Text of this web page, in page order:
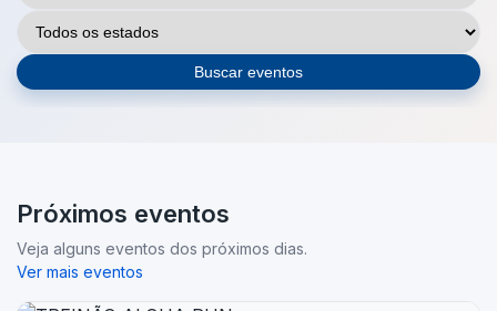
Buscar eventos
Próximos eventos
Veja alguns eventos dos próximos dias.
Ver mais eventos